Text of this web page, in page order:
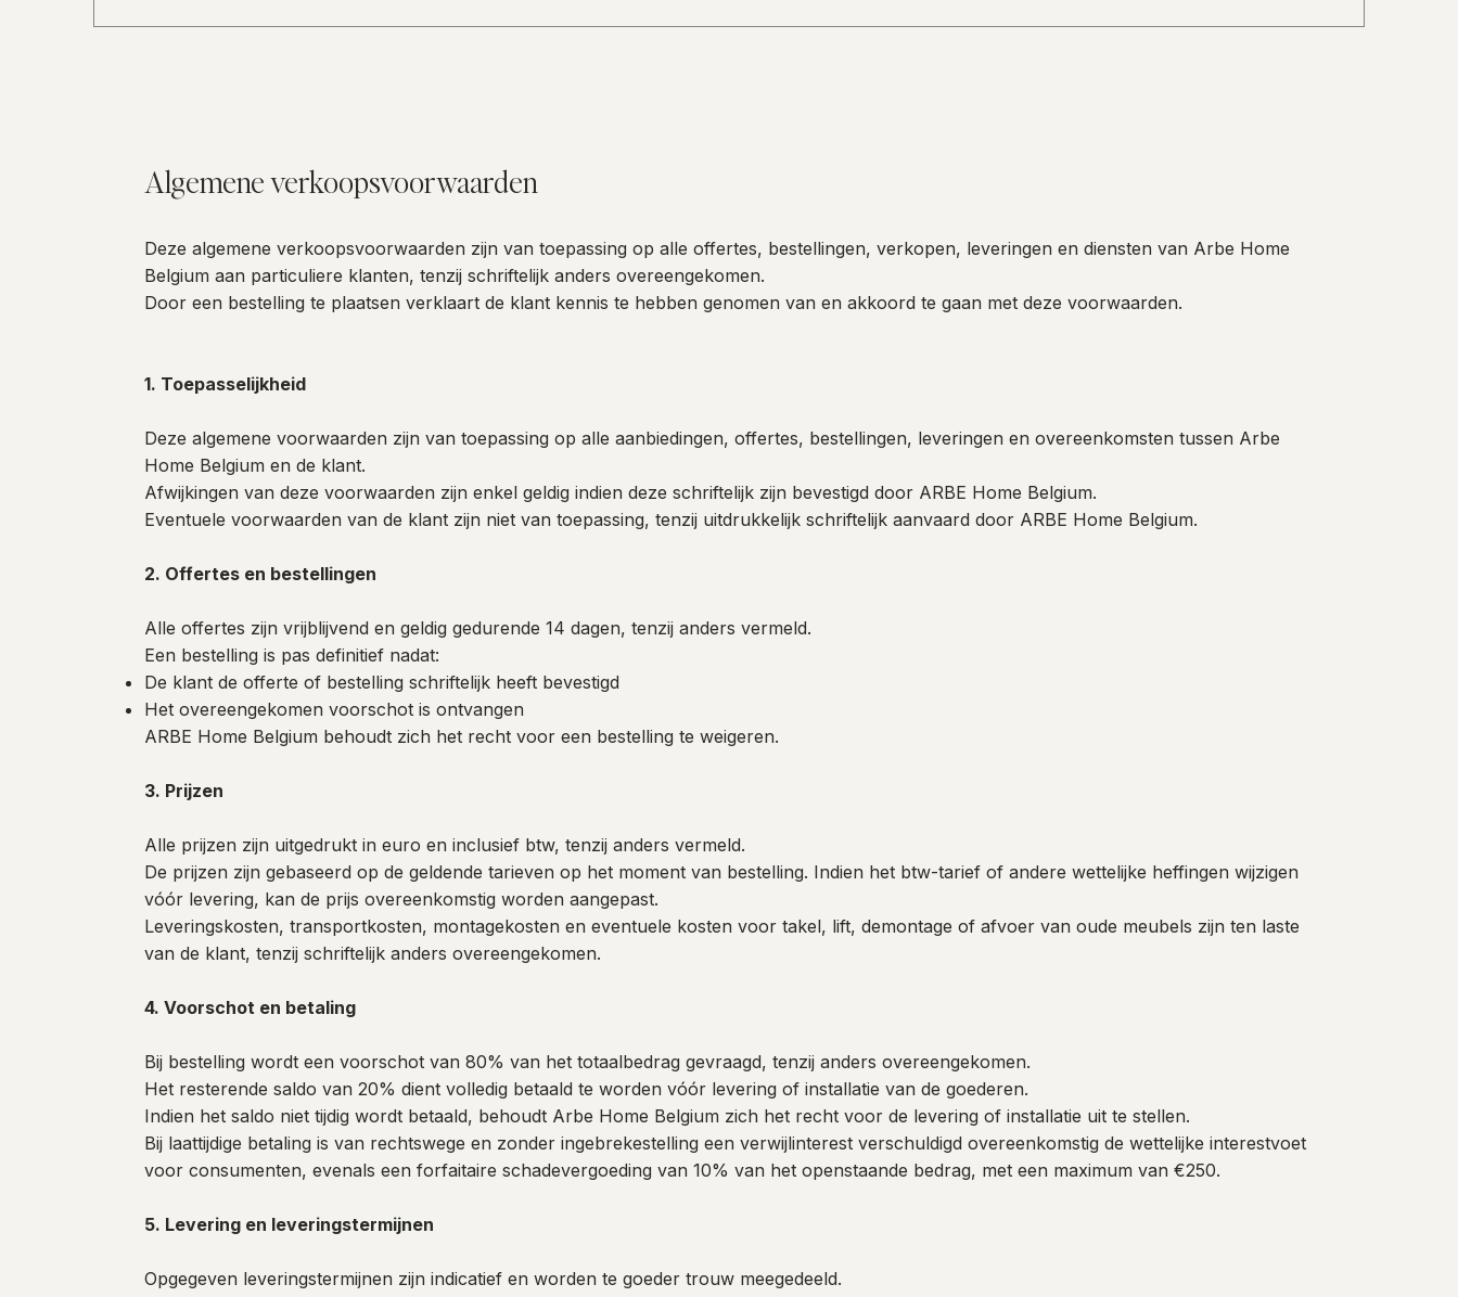
Algemene verkoopsvoorwaarden
Deze algemene verkoopsvoorwaarden zijn van toepassing op alle offertes, bestellingen, verkopen, leveringen en diensten van Arbe Home
Belgium aan particuliere klanten, tenzij schriftelijk anders overeengekomen.
Door een bestelling te plaatsen verklaart de klant kennis te hebben genomen van en akkoord te gaan met deze voorwaarden.
1. Toepasselijkheid
Deze algemene voorwaarden zijn van toepassing op alle aanbiedingen, offertes, bestellingen, leveringen en overeenkomsten tussen Arbe
Home Belgium en de klant.
Afwijkingen van deze voorwaarden zijn enkel geldig indien deze schriftelijk zijn bevestigd door ARBE Home Belgium.
Eventuele voorwaarden van de klant zijn niet van toepassing, tenzij uitdrukkelijk schriftelijk aanvaard door ARBE Home Belgium.
2. Offertes en bestellingen
Alle offertes zijn vrijblijvend en geldig gedurende 14 dagen, tenzij anders vermeld.
Een bestelling is pas definitief nadat:
De klant de offerte of bestelling schriftelijk heeft bevestigd
Het overeengekomen voorschot is ontvangen
ARBE Home Belgium behoudt zich het recht voor een bestelling te weigeren.
3. Prijzen
Alle prijzen zijn uitgedrukt in euro en inclusief btw, tenzij anders vermeld.
De prijzen zijn gebaseerd op de geldende tarieven op het moment van bestelling. Indien het btw-tarief of andere wettelijke heffingen wijzigen
vóór levering, kan de prijs overeenkomstig worden aangepast.
Leveringskosten, transportkosten, montagekosten en eventuele kosten voor takel, lift, demontage of afvoer van oude meubels zijn ten laste
van de klant, tenzij schriftelijk anders overeengekomen.
4. Voorschot en betaling
Bij bestelling wordt een voorschot van 80% van het totaalbedrag gevraagd, tenzij anders overeengekomen.
Het resterende saldo van 20% dient volledig betaald te worden vóór levering of installatie van de goederen.
Indien het saldo niet tijdig wordt betaald, behoudt Arbe Home Belgium zich het recht voor de levering of installatie uit te stellen.
Bij laattijdige betaling is van rechtswege en zonder ingebrekestelling een verwijlinterest verschuldigd overeenkomstig de wettelijke interestvoet
voor consumenten, evenals een forfaitaire schadevergoeding van 10% van het openstaande bedrag, met een maximum van €250.
5. Levering en leveringstermijnen
Opgegeven leveringstermijnen zijn indicatief en worden te goeder trouw meegedeeld.